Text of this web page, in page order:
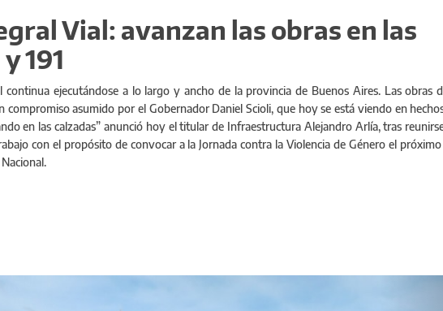
Vial: avanzan las obras en las
191
continua ejecutándose a lo largo y ancho de la provincia de Buenos Aires. Las obras
compromiso asumido por el Gobernador Daniel Scioli, que hoy se está viendo en
en las calzadas” anunció hoy el titular de Infraestructura Alejandro Arlía, tras
con el propósito de convocar a la Jornada contra la Violencia de Género el